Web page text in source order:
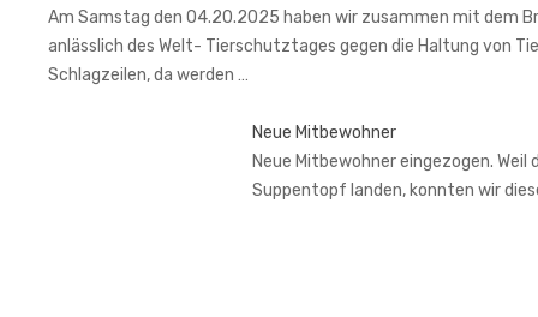
Am Samstag den 04.20.2025 haben wir zusammen mit dem
anlässlich des Welt- Tierschutztages gegen die Haltung von
Schlagzeilen, da werden …
Neue Mitbewohner
Neue Mitbewohner eingezogen.
Suppentopf landen, konnten wir